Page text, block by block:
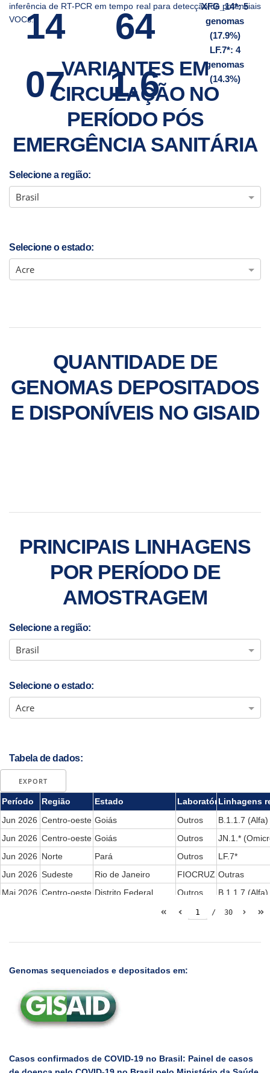
14
07
64
1.6
XFG_14*: 5
genomas
(17.9%)
LF.7*: 4
genomas
(14.3%)
inferência de RT-PCR em tempo real para detecção de potenciais
VOCs.
VARIANTES EM
CIRCULAÇÃO NO
PERÍODO PÓS
EMERGÊNCIA SANITÁRIA
Selecione a região:
Brasil
Selecione o estado:
Acre
QUANTIDADE DE
GENOMAS DEPOSITADOS
E DISPONÍVEIS NO GISAID
PRINCIPAIS LINHAGENS
POR PERÍODO DE
AMOSTRAGEM
Selecione a região:
Brasil
Selecione o estado:
Acre
Tabela de dados:
EXPORT
Período Região Estado LaboratórioLinhagens
Jun 2026 Centro-oeste Goiás Outros
B.1.1.7 (Alfa)
Jun 2026 Centro-oeste Goiás Outros
JN.1.*
Jun 2026 Norte Pará Outros
LF.7*
Jun 2026 Sudeste Rio de Janeiro FIOCRUZ Outras
Mai 2026 Centro-oeste Distrito Federal Outros
B.1.1.7 (Alfa)
Outros
B.1.1.7 (Alfa)
Mai 2026
Espírito Santo
Mai 2026 Sudeste Espírito Santo
Mai 2026 Sudeste Rio de Janeiro
Mai 2026
Sudeste São Paulo Outros
B.1.1.7 (Alfa)
1 / 30
Genomas sequenciados e depositados em:
Casos confirmados de COVID-19 no Brasil: Painel de casos